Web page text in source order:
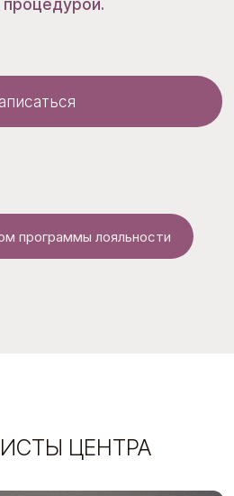
программы лояльности